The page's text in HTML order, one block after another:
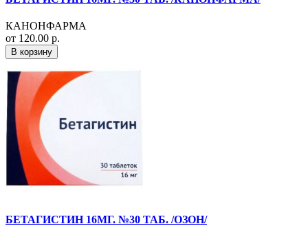
КАНОНФАРМА
от 120.00 р.
В корзину
БЕТАГИСТИН 16МГ. №30 ТАБ. /ОЗОН/